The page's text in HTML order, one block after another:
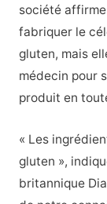
société
fabriquer le
gluten, mais
médecin pour
produit en
« Les
gluten »,
britannique